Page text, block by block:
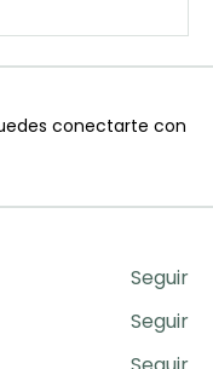
conectarte con
Seguir
Seguir